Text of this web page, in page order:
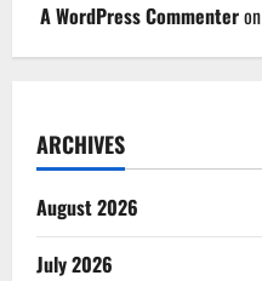
A WordPress Commenteron
ARCHIVES
August 2026
July 2026